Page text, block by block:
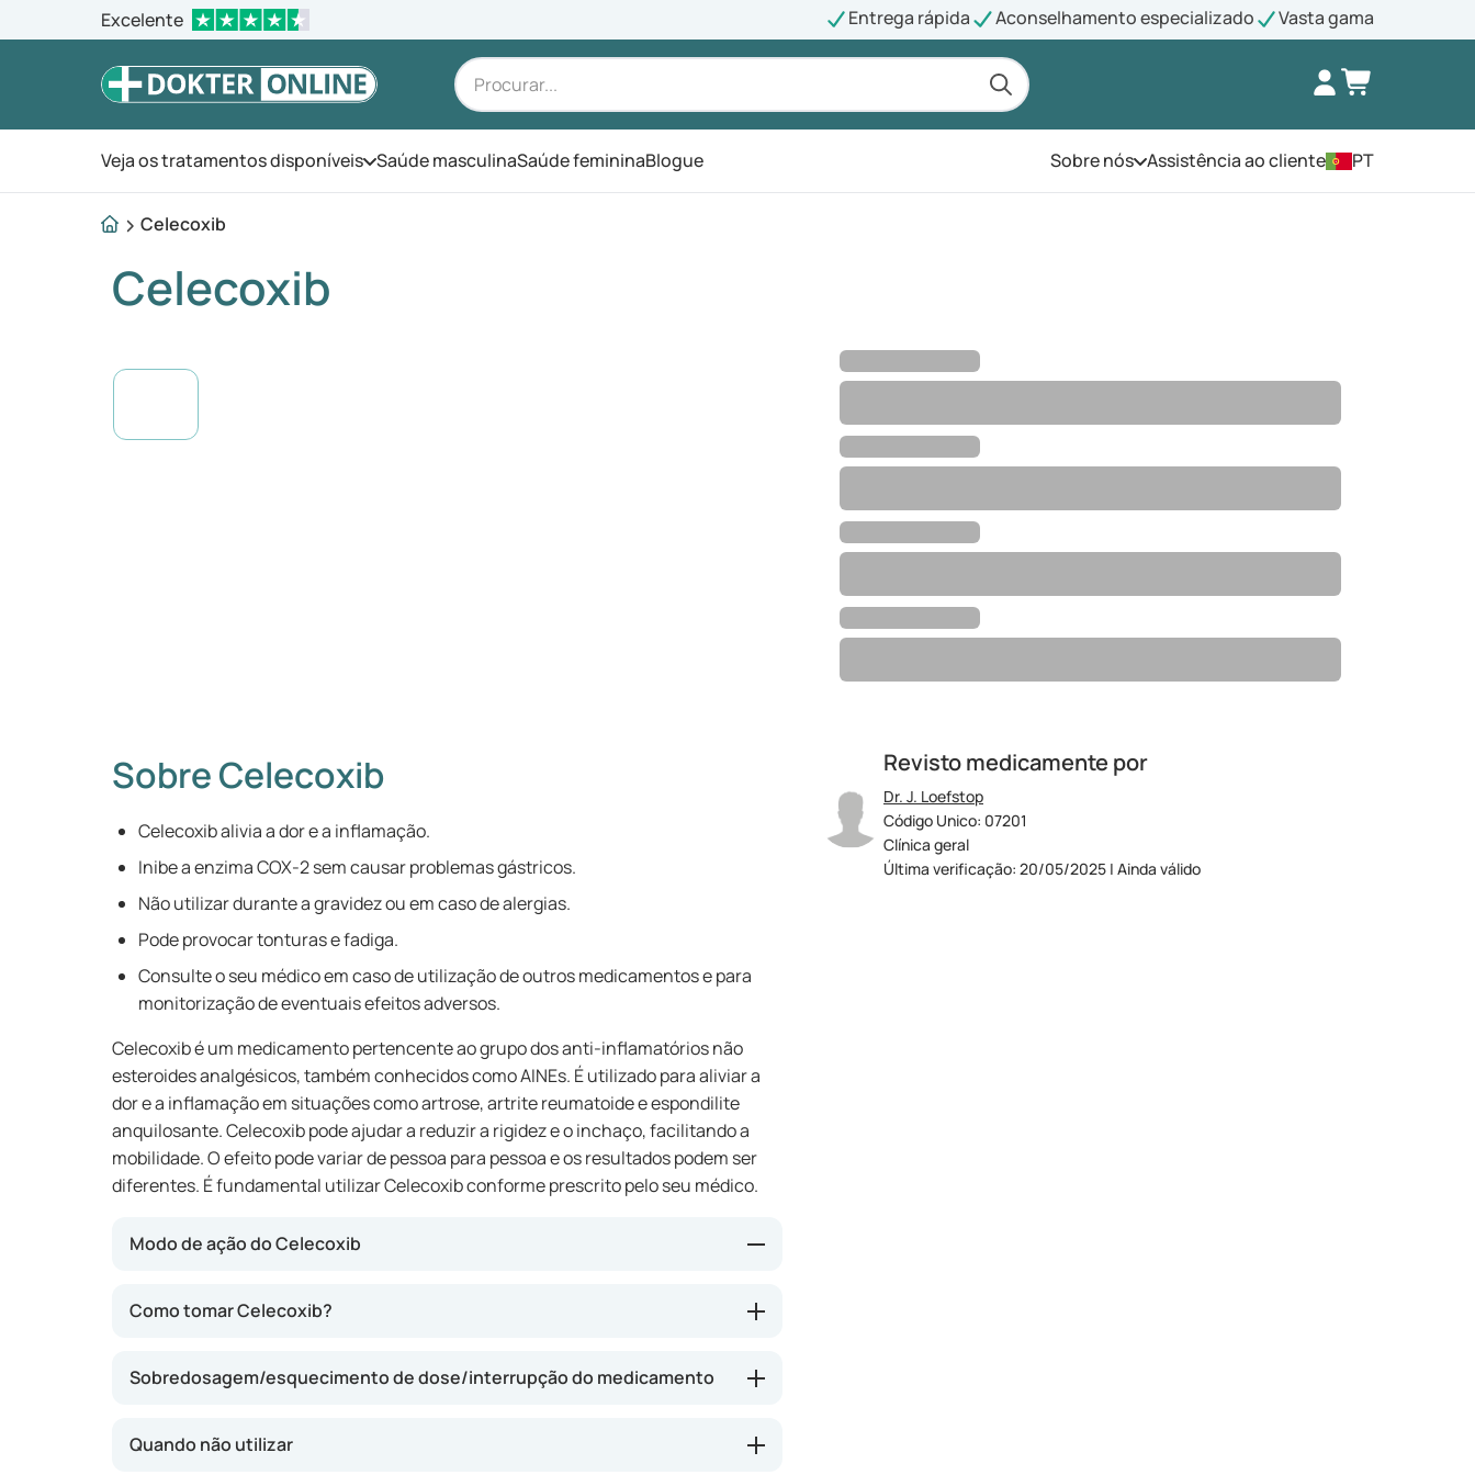
Excelente Entrega rápida Aconselhamento especializado Vasta gama
Veja os tratamentos disponíveisAbra o menu
Saúde masculinaSaúde femininaBlogue Sobre nósAbra o menu
Assistência ao cliente PT
Celecoxib
Celecoxib
Revisto medicamente por
Dr. J. Loefstop
Código Unico: 07201
Clínica geral
Última verificação: 20/05/2025 | Ainda válido
Sobre Celecoxib
Celecoxib alivia a dor e a inflamação.
Inibe a enzima COX-2 sem causar problemas gástricos.
Não utilizar durante a gravidez ou em caso de alergias.
Pode provocar tonturas e fadiga.
Consulte o seu médico em caso de utilização de outros medicamentos e para
monitorização de eventuais efeitos adversos.
Celecoxib é um medicamento pertencente ao grupo dos anti-inflamatórios não
esteroides analgésicos, também conhecidos como AINEs. É utilizado para aliviar a
dor e a inflamação em situações como artrose, artrite reumatoide e espondilite
anquilosante. Celecoxib pode ajudar a reduzir a rigidez e o inchaço, facilitando a
mobilidade. O efeito pode variar de pessoa para pessoa e os resultados podem ser
diferentes. É fundamental utilizar Celecoxib conforme prescrito pelo seu médico.
Modo de ação do Celecoxib
produção de substâncias responsáveis pela dor e inflamação. Desta forma, o
contrário de alguns outros AINEs. Isto torna o Celecoxib uma opção adequada
Como tomar Celecoxib?
Sobredosagem/esquecimento de dose/interrupção do medicamento
Quando não utilizar